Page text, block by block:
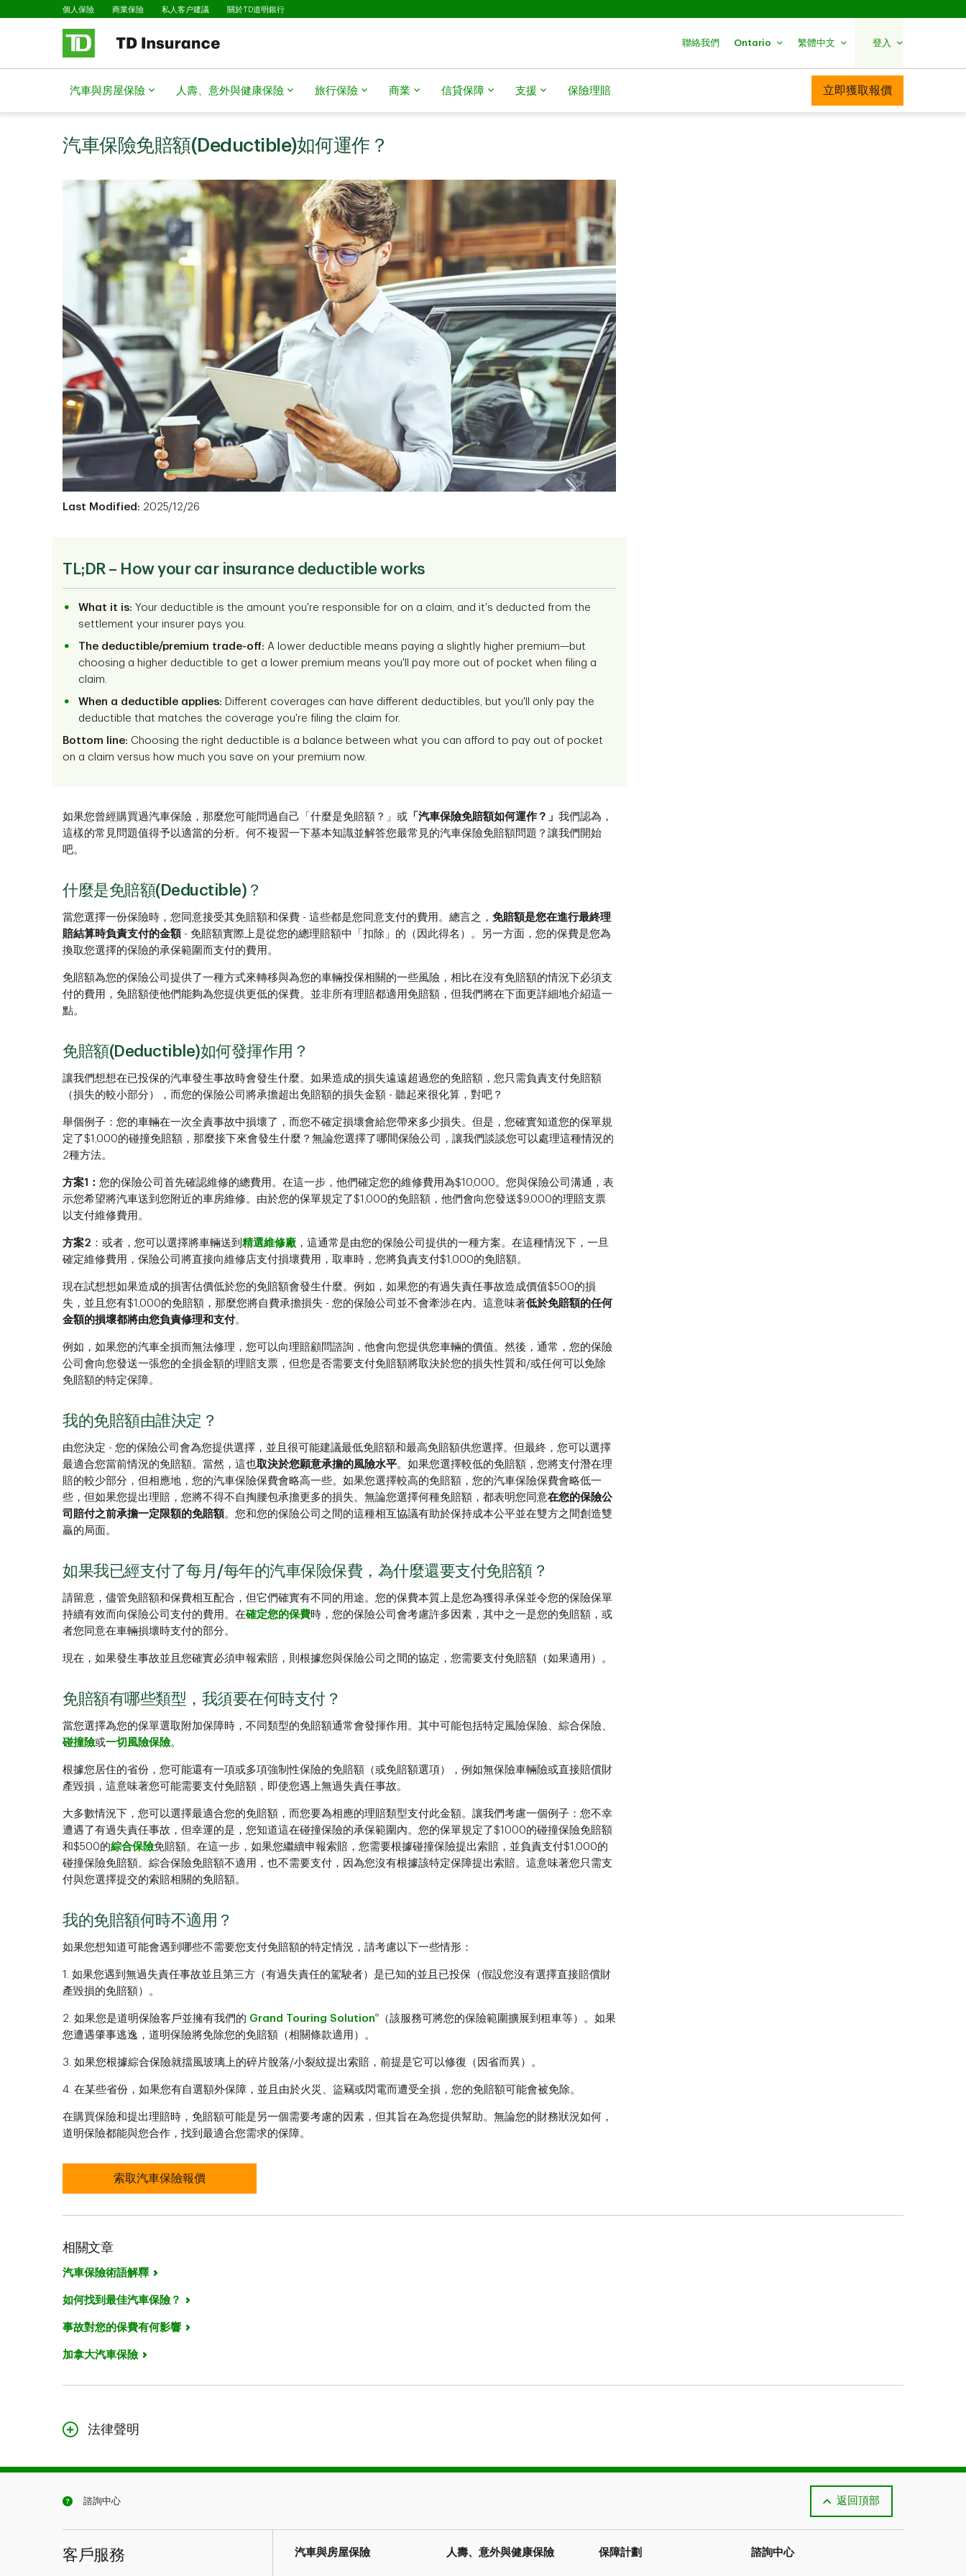
略過進入主要內容
個人保險 已選擇商業保險 私人客户建議 關於TD道明銀行
聯絡我們 Ontario 繁體中文 登入
汽車與房屋保險 人壽、意外與健康保險 旅行保險 商業 信貸保障 支援 保險理賠 立即獲取報價
汽車保險免賠額(Deductible)如何運作？
Last Modified: 2025/12/26
TL;DR – How your car insurance deductible works
What it is: Your deductible is the amount you're responsible for on a claim, and it's deducted from the
settlement your insurer pays you.
The deductible/premium trade-off: A lower deductible means paying a slightly higher premium—but
choosing a higher deductible to get a lower premium means you'll pay more out of pocket when filing a
claim.
When a deductible applies: Different coverages can have different deductibles, but you'll only pay the
deductible that matches the coverage you're filing the claim for.
Bottom line: Choosing the right deductible is a balance between what you can afford to pay out of pocket
on a claim versus how much you save on your premium now.
如果您曾經購買過汽車保險，那麼您可能問過自己「什麼是免賠額？」或 「汽車保險免賠額如何運作？」 我們認為，
這樣的常見問題值得予以適當的分析。何不複習一下基本知識並解答您最常見的汽車保險免賠額問題？讓我們開始
吧。
什麼是免賠額(Deductible)？
當您選擇一份保險時，您同意接受其免賠額和保費 - 這些都是您同意支付的費用。總言之， 免賠額是您在進行最終理
賠結算時負責支付的金額 - 免賠額實際上是從您的總理賠額中「扣除」的（因此得名）。另一方面，您的保費是您為
換取您選擇的保險的承保範圍而支付的費用。
免賠額為您的保險公司提供了一種方式來轉移與為您的車輛投保相關的一些風險，相比在沒有免賠額的情況下必須支
付的費用，免賠額使他們能夠為您提供更低的保費。並非所有理賠都適用免賠額，但我們將在下面更詳細地介紹這一
點。
免賠額(Deductible)如何發揮作用？
讓我們想想在已投保的汽車發生事故時會發生什麼。如果造成的損失遠遠超過您的免賠額，您只需負責支付免賠額
（損失的較小部分），而您的保險公司將承擔超出免賠額的損失金額 - 聽起來很化算，對吧？
舉個例子：您的車輛在一次全責事故中損壞了，而您不確定損壞會給您帶來多少損失。但是，您確實知道您的保單規
定了$1,000的碰撞免賠額，那麼接下來會發生什麼？無論您選擇了哪間保險公司，讓我們談談您可以處理這種情況的
2種方法。
方案1： 您的保險公司首先確認維修的總費用。在這一步，他們確定您的維修費用為$10,000。您與保險公司溝通，表
示您希望將汽車送到您附近的車房維修。由於您的保單規定了$1,000的免賠額，他們會向您發送$9,000的理賠支票
以支付維修費用。
方案2 ：或者，您可以選擇將車輛送到 精選維修廠 ，這通常是由您的保險公司提供的一種方案。在這種情況下，一旦
確定維修費用，保險公司將直接向維修店支付損壞費用，取車時，您將負責支付$1,000的免賠額。
現在試想想如果造成的損害估價低於您的免賠額會發生什麼。例如，如果您的有過失責任事故造成價值$500的損
失，並且您有$1,000的免賠額，那麼您將自費承擔損失 - 您的保險公司並不會牽涉在內。這意味著低於免賠額的任何
金額的損壞都將由您負責修理和支付。
例如，如果您的汽車全損而無法修理，您可以向理賠顧問諮詢，他會向您提供您車輛的價值。然後，通常，您的保險
公司會向您發送一張您的全損金額的理賠支票，但您是否需要支付免賠額將取決於您的損失性質和/或任何可以免除
免賠額的特定保障。
我的免賠額由誰決定？
由您決定 - 您的保險公司會為您提供選擇，並且很可能建議最低免賠額和最高免賠額供您選擇。但最終，您可以選擇
最適合您當前情況的免賠額。當然，這也取決於您願意承擔的風險水平。如果您選擇較低的免賠額，您將支付潛在理
賠的較少部分，但相應地，您的汽車保險保費會略高一些。如果您選擇較高的免賠額，您的汽車保險保費會略低一
些，但如果您提出理賠，您將不得不自掏腰包承擔更多的損失。無論您選擇何種免賠額，都表明您同意在您的保險公
司賠付之前承擔一定限額的免賠額。您和您的保險公司之間的這種相互協議有助於保持成本公平並在雙方之間創造雙
贏的局面。
如果我已經支付了每月/每年的汽車保險保費，為什麼還要支付免賠額？
請留意，儘管免賠額和保費相互配合，但它們確實有不同的用途。您的保費本質上是您為獲得承保並令您的保險保單
持續有效而向保險公司支付的費用。在確定您的保費時，您的保險公司會考慮許多因素，其中之一是您的免賠額，或
者您同意在車輛損壞時支付的部分。
現在，如果發生事故並且您確實必須申報索賠，則根據您與保險公司之間的協定，您需要支付免賠額（如果適用）。
免賠額有哪些類型，我須要在何時支付？
當您選擇為您的保單選取附加保障時，不同類型的免賠額通常會發揮作用。其中可能包括特定風險保險、綜合保險、
碰撞險或一切風險保險。
根據您居住的省份，您可能還有一項或多項強制性保險的免賠額（或免賠額選項），例如無保險車輛險或直接賠償財
產毀損，這意味著您可能需要支付免賠額，即使您遇上無過失責任事故。
大多數情況下，您可以選擇最適合您的免賠額，而您要為相應的理賠類型支付此金額。讓我們考慮一個例子：您不幸
遭遇了有過失責任事故，但幸運的是，您知道這在碰撞保險的承保範圍內。您的保單規定了$1000的碰撞保險免賠額
和$500的綜合保險免賠額。在這一步，如果您繼續申報索賠，您需要根據碰撞保險提出索賠，並負責支付$1,000的
碰撞保險免賠額。綜合保險免賠額不適用，也不需要支付，因為您沒有根據該特定保障提出索賠。這意味著您只需支
付與您選擇提交的索賠相關的免賠額。
我的免賠額何時不適用？
如果您想知道可能會遇到哪些不需要您支付免賠額的特定情況，請考慮以下一些情形：
1. 如果您遇到無過失責任事故並且第三方（有過失責任的駕駛者）是已知的並且已投保（假設您沒有選擇直接賠償財
產毀損的免賠額）。
2. 如果您是道明保險客戶並擁有我們的 Grand Touring Solution®
（該服務可將您的保險範圍擴展到租車等）。如果
您遭遇肇事逃逸，道明保險將免除您的免賠額（相關條款適用）。
3. 如果您根據綜合保險就擋風玻璃上的碎片脫落/小裂紋提出索賠，前提是它可以修復（因省而異）。
4. 在某些省份，如果您有自選額外保障，並且由於火災、盜竊或閃電而遭受全損，您的免賠額可能會被免除。
在購買保險和提出理賠時，免賠額可能是另一個需要考慮的因素，但其旨在為您提供幫助。無論您的財務狀況如何，
道明保險都能與您合作，找到最適合您需求的保障。
索取汽車保險報價
相關文章
汽車保險術語解釋
如何找到最佳汽車保險？
事故對您的保費有何影響
加拿大汽車保險
法律聲明
諮詢中心 返回頂部
客戶服務 汽車與房屋保險 人壽、意外與健康保險 保障計劃 諮詢中心